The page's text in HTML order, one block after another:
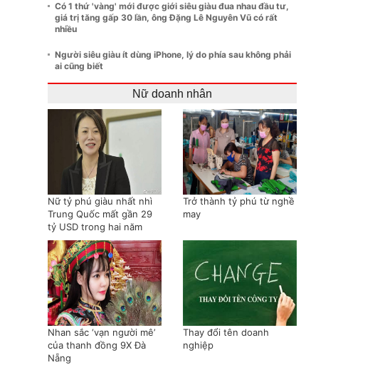
Có 1 thứ 'vàng' mới được giới siêu giàu đua nhau đầu tư,
giá trị tăng gấp 30 lần, ông Đặng Lê Nguyên Vũ có rất
nhiều
Người siêu giàu ít dùng iPhone, lý do phía sau không phải
ai cũng biết
Nữ doanh nhân
Nữ tỷ phú giàu nhất nhì
Trung Quốc mất gần 29
tỷ USD trong hai năm
Trở thành tỷ phú từ nghề
may
Nhan sắc ‘vạn người mê’
của thanh đồng 9X Đà
Nẵng
Thay đổi tên doanh
nghiệp